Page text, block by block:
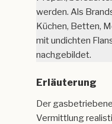
werden. Als
Küchen, Betten,
mit undichten
nachgebildet.
Erläuterung
Der
Vermittlung